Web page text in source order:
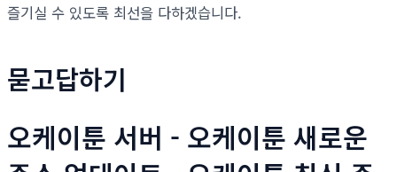
즐기실 수 있도록 최선을 다하겠습니다.
묻고답하기
오케이툰 서버 - 오케이툰 새로운